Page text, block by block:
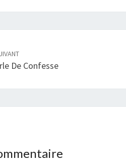
De Confesse